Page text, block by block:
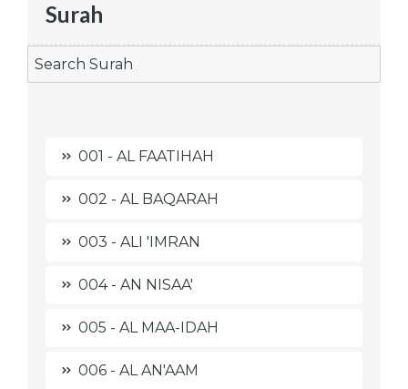
Surah
001 - AL FAATIHAH
002 - AL BAQARAH
003 - ALI 'IMRAN
004 - AN NISAA'
005 - AL MAA-IDAH
006 - AL AN'AAM